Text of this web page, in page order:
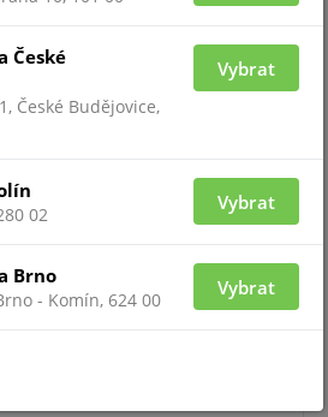
je nutné být přihlášený
HUB/REX-B
České
České Budějovice,
Vybrat
02
Vybrat
Brno
- Komín, 624 00
Vybrat